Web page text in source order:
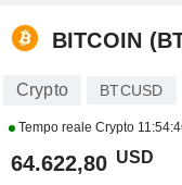
BITCOIN
Crypto BTCUSD
Tempo reale Crypto
64.622,80 USD